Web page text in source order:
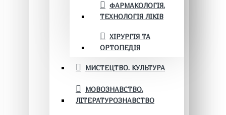
ФАРМАКОЛОГІЯ.
ТЕХНОЛОГІЯ ЛІКІВ
ХІРУРГІЯ ТА
ОРТОПЕДІЯ
МИСТЕЦТВО. КУЛЬТУРА
МОВОЗНАВСТВО.
ЛІТЕРАТУРОЗНАВСТВО